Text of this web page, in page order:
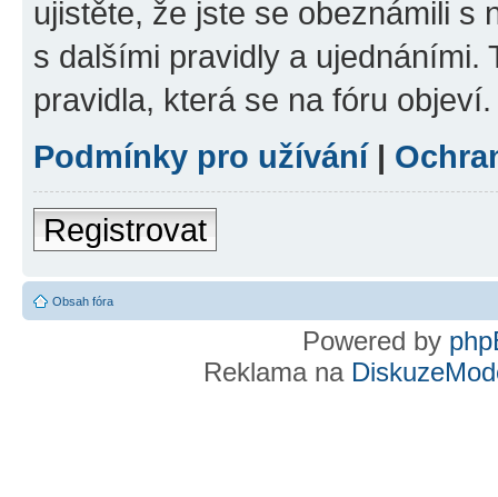
ujistěte, že jste se obeznámili s
s dalšími pravidly a ujednáními.
pravidla, která se na fóru objeví.
Podmínky pro užívání |
Registrovat
Obsah fóra
Powered by
Reklama na